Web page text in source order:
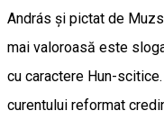
András și pictat de
mai valoroasă este
cu caractere Hun-
curentului reformat